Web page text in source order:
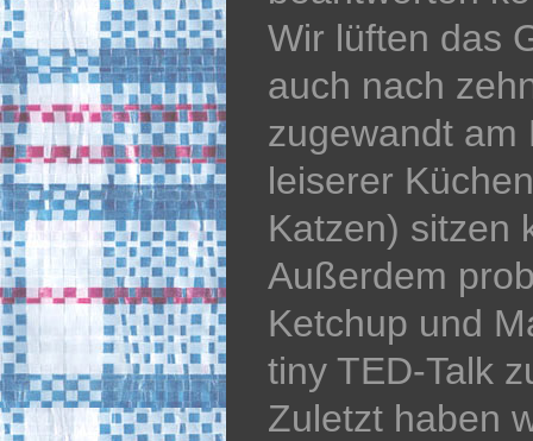
Wir lüften das
auch nach
zugewandt am
leiserer
Katzen) sitzen
Außerdem
Ketchup und
tiny TED-Talk
Zuletzt haben